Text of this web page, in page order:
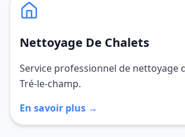
Nettoyage De Chalets
Service professionnel de nettoyage
Tré-le-champ.
En savoir plus →